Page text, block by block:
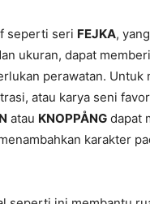
seperti seri FEJKA,
ukuran, dapat
perawatan. Untuk
atau karya seni
atau KNOPPÅNG dapat
karakter